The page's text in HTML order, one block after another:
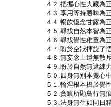
４２.把握心性大藏為
４３.享用等持勝味為
４４.暢飲憶念甘露為
４５.尋找自然本智為
４６.尋找覺性稚童為
４７.盼於空狀揮旋了
４８.無妄念上遣無散
４９.盼於自然無遮練
５０.四身無別本覺心
５１.輪涅根本攝於覺
５２.貪瞋所顯鳥行無
５３.法身無生如同日